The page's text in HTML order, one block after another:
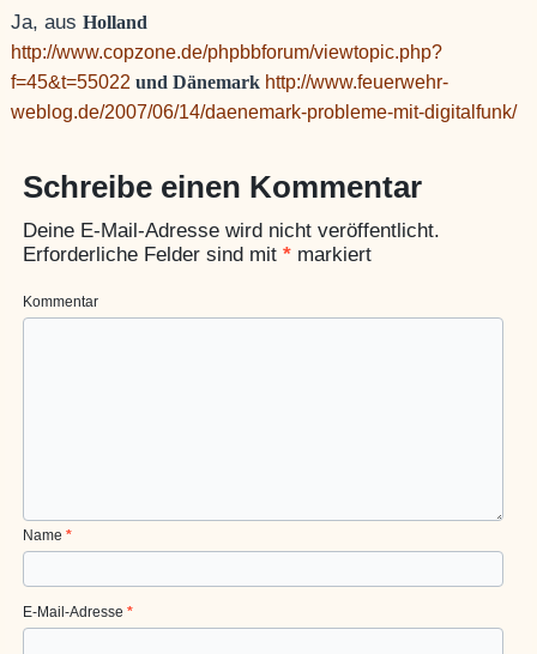
Ja, ausHolland
http://www.copzone.de/phpbbforum/viewtopic.php?
f=45&t=55022 und Dänemark http://www.feuerwehr-
weblog.de/2007/06/14/daenemark-probleme-mit-digitalfunk/
Schreibe einen Kommentar
Deine E-Mail-Adresse wird nicht veröffentlicht.
Erforderliche Felder sind mit* markiert
Kommentar
Name*
E-Mail-Adresse*